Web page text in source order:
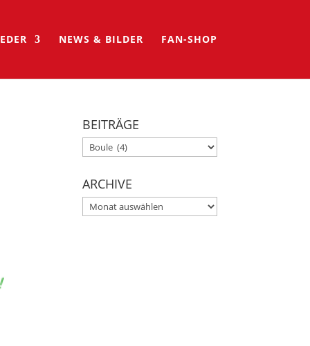
NEWS & BILDER FAN-SHOP
BEITRÄGE
BEITRÄGE
ARCHIVE
ARCHIVE